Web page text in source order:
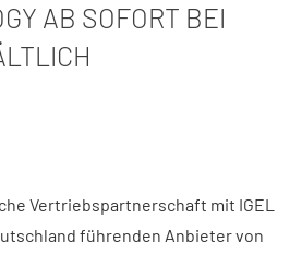
AB SOFORT BEI
Vertriebspartnerschaft mit IGEL
führenden Anbieter von